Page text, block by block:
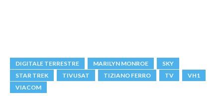
DIGITALE TERRESTRE MARILYN MONROE
SKY
STAR TREK
TIVUSAT TIZIANO FERRO TV
VH1
VIACOM